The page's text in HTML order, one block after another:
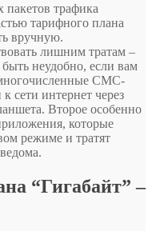
трафика
тарифного плана
вручную.
лишним тратам –
неудобно, если вам
СМС-
сети интернет через
Второе особенно
которые
режиме и тратят
“Гигабайт” –